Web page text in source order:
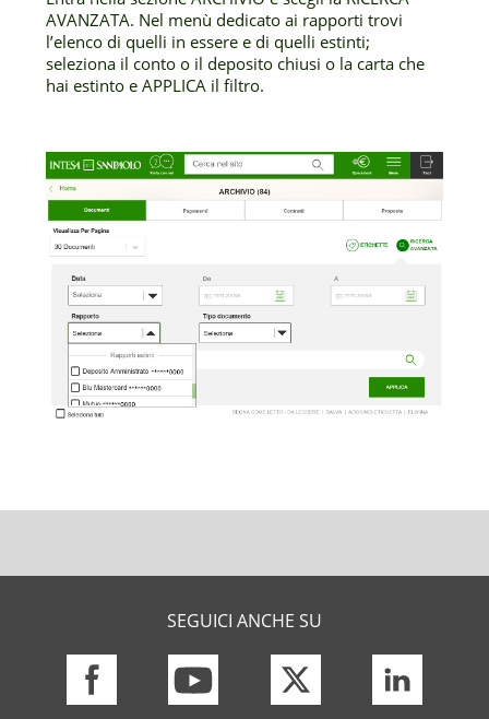
AVANZATA. Nel menù dedicato ai rapporti trovi
l’elenco di quelli in essere e di quelli estinti;
seleziona il conto o il deposito chiusi o la carta che
hai estinto e APPLICA il filtro.
SEGUICI ANCHE SU